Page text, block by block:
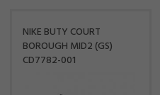
NIKE BUTY COURT
BOROUGH MID2 (GS)
CD7782-001